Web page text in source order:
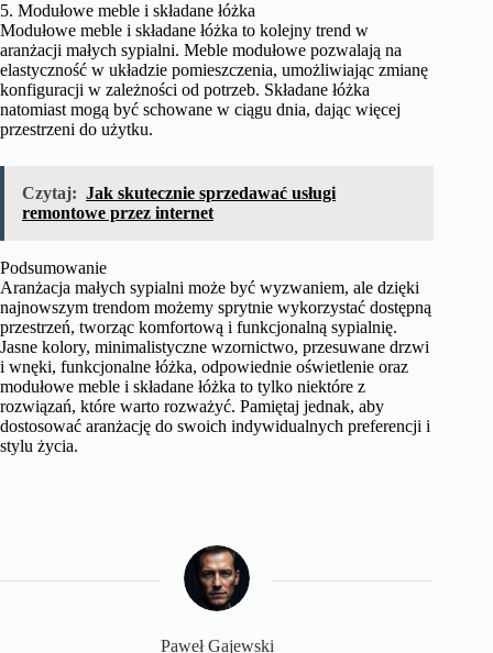
5. Modułowe meble i składane łóżka
Modułowe meble i składane łóżka to kolejny trend w
aranżacji małych sypialni. Meble modułowe pozwalają na
elastyczność w układzie pomieszczenia, umożliwiając zmianę
konfiguracji w zależności od potrzeb. Składane łóżka
natomiast mogą być schowane w ciągu dnia, dając więcej
przestrzeni do użytku.
Czytaj: Jak skutecznie sprzedawać usługi
remontowe przez internet
Podsumowanie
Aranżacja małych sypialni może być wyzwaniem, ale dzięki
najnowszym trendom możemy sprytnie wykorzystać dostępną
przestrzeń, tworząc komfortową i funkcjonalną sypialnię.
Jasne kolory, minimalistyczne wzornictwo, przesuwane drzwi
i wnęki, funkcjonalne łóżka, odpowiednie oświetlenie oraz
modułowe meble i składane łóżka to tylko niektóre z
rozwiązań, które warto rozważyć. Pamiętaj jednak, aby
dostosować aranżację do swoich indywidualnych preferencji i
stylu życia.
Paweł Gajewski